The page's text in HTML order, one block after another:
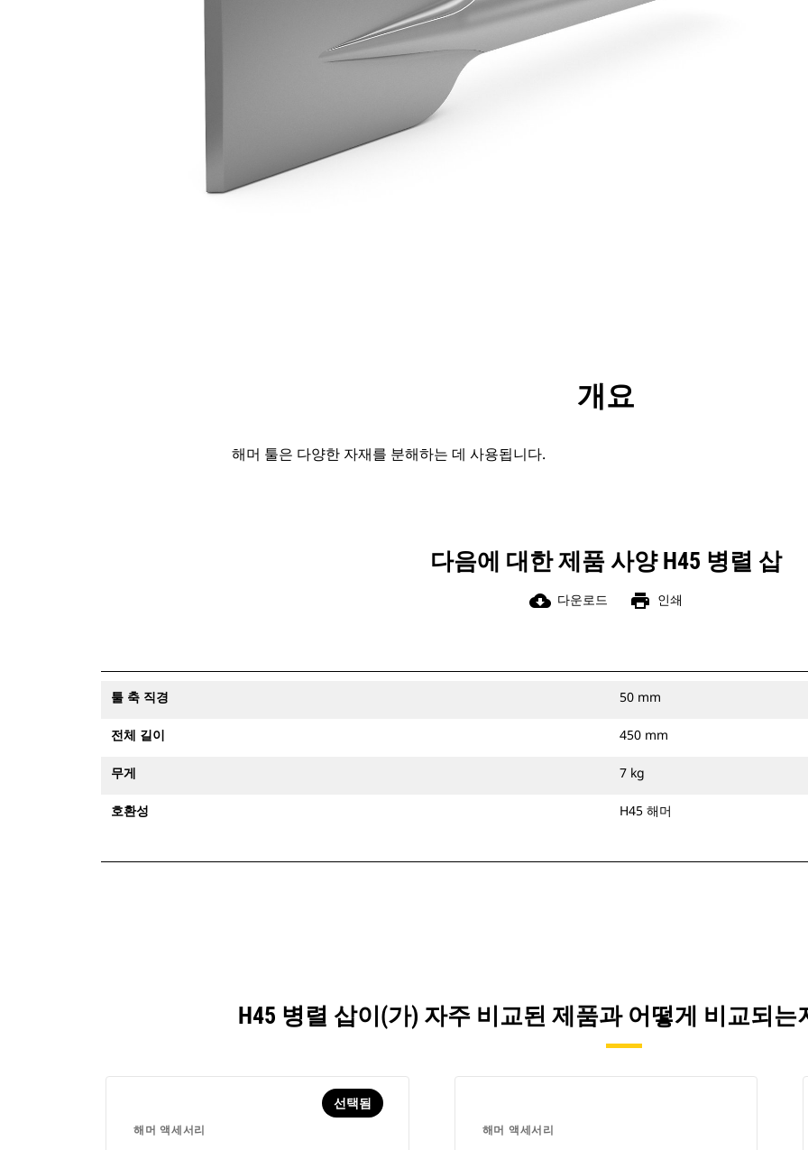
투어
개요
해머 툴은 다양한 자재를 분해하는 데 사용됩니다.
다음에 대한 제품 사양 H45 병렬 삽
cloud_download 다운로드 print 인쇄
툴 축 직경 50 mm
전체 길이 450 mm
무게 7 kg
호환성 H45 해머
H45 병렬 삽이(가) 자주 비교된 제품과 어떻게 비교되는
해머 액세서리
선택됨
해머 액세서리